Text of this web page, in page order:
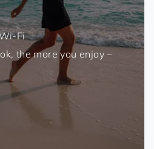
Fi
the more you enjoy –
Erlebnis
magical with exclusive
just for the two of you: